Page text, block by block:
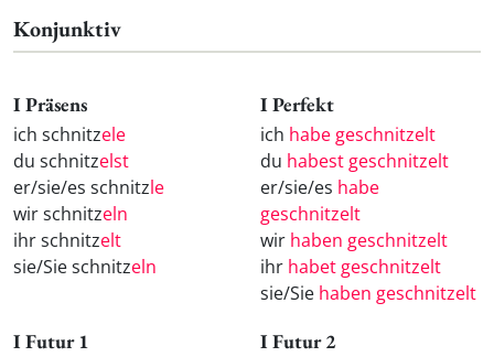
Konjunktiv
I Präsens
ich schnitzele
du schnitzelst
er/sie/es schnitzle
wir schnitzeln
ihr schnitzelt
sie/Sie schnitzeln
I Perfekt
ich habe geschnitzelt
du habest geschnitzelt
er/sie/es habe
geschnitzelt
wir haben geschnitzelt
ihr habet geschnitzelt
sie/Sie haben geschnitzelt
I Futur 1 I Futur 2